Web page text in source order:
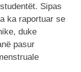
Sipas
ka raportuar se
duke
pasur